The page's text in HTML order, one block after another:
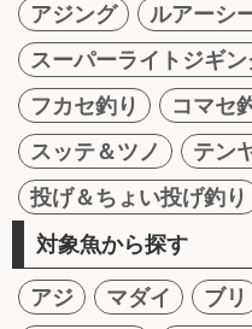
アジング
ルアーシ
スーパーライトジギン
フカセ釣り
コマセ
スッテ＆ツノ
テン
投げ＆ちょい投げ釣り
対象魚から探す
アジ マダイ ブリ